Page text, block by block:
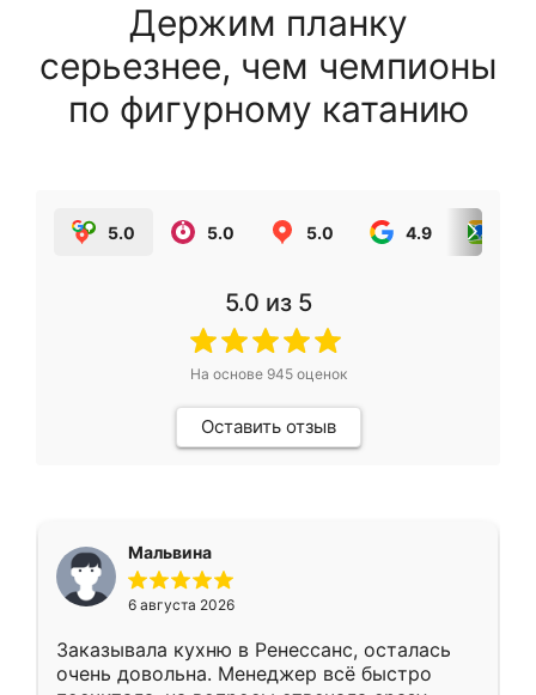
Держим планку
серьезнее, чем чемпионы
по фигурному катанию
5.0 5.0 5.0 4.9
5.0 из 5
На основе 945оценок
Оставить отзыв
Мальвина
6 августа 2026
Заказывала кухню в Ренессанс, осталась
очень довольна. Менеджер всё быстро